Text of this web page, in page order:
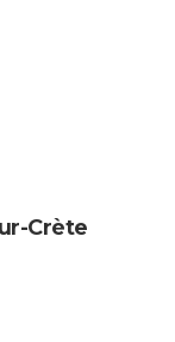
Crète